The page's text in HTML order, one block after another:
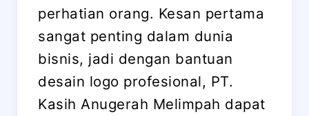
perhatian orang. Kesan pertama
sangat penting dalam dunia
bisnis, jadi dengan bantuan
desain logo profesional, PT.
Kasih Anugerah Melimpah dapat